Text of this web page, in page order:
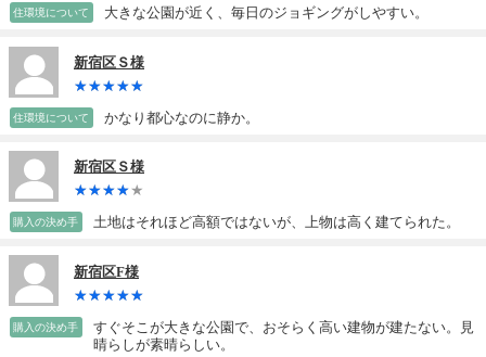
住環境について 大きな公園が近く、毎日のジョギングがしやすい。
新宿区Ｓ様
住環境について かなり都心なのに静か。
新宿区Ｓ様
購入の決め手 土地はそれほど高額ではないが、上物は高く建てられた。
新宿区F様
購入の決め手
すぐそこが大きな公園で、おそらく高い建物が建たない。見
晴らしが素晴らしい。